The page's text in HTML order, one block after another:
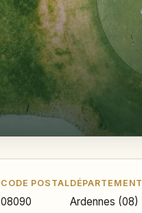
CODE POSTAL
08090
DÉPARTEMENT
Ardennes (08)